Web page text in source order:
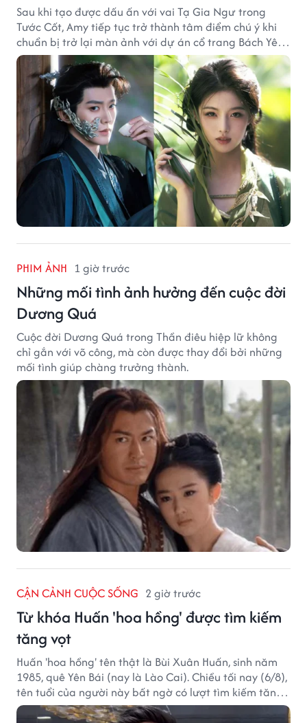
Sau khi tạo được dấu ấn với vai Tạ Gia Ngư trong
Tước Cốt, Amy tiếp tục trở thành tâm điểm chú ý khi
chuẩn bị trở lại màn ảnh với dự án cổ trang Bách Yêu
Phổ.
PHIM ẢNH 1 giờ trước
Những mối tình ảnh hưởng đến cuộc đời
Dương Quá
Cuộc đời Dương Quá trong Thần điêu hiệp lữ không
chỉ gắn với võ công, mà còn được thay đổi bởi những
mối tình giúp chàng trưởng thành.
CẬN CẢNH CUỘC SỐNG 2 giờ trước
Từ khóa Huấn 'hoa hồng' được tìm kiếm
tăng vọt
Huấn 'hoa hồng' tên thật là Bùi Xuân Huấn, sinh năm
1985, quê Yên Bái (nay là Lào Cai). Chiều tối nay (6/8),
tên tuổi của người này bất ngờ có lượt tìm kiếm tăng
vọt.